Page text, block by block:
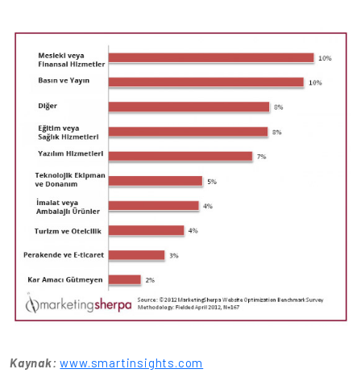
Kaynak: www.smartinsights.com